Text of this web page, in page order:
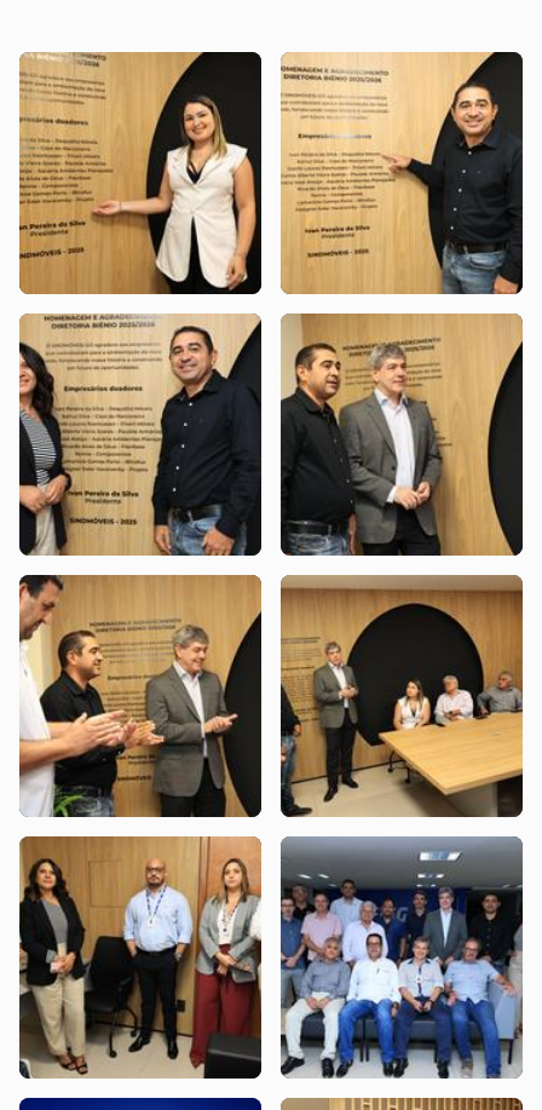
NAIA5932 NAIA5941
NAIA5965
Sindicato
NAIA5992
Sindicato
NAIA6026
Sindicato
NAIA6035
Sindicato
NAIA6039
Sindicato
NAIA6068
Sindicato